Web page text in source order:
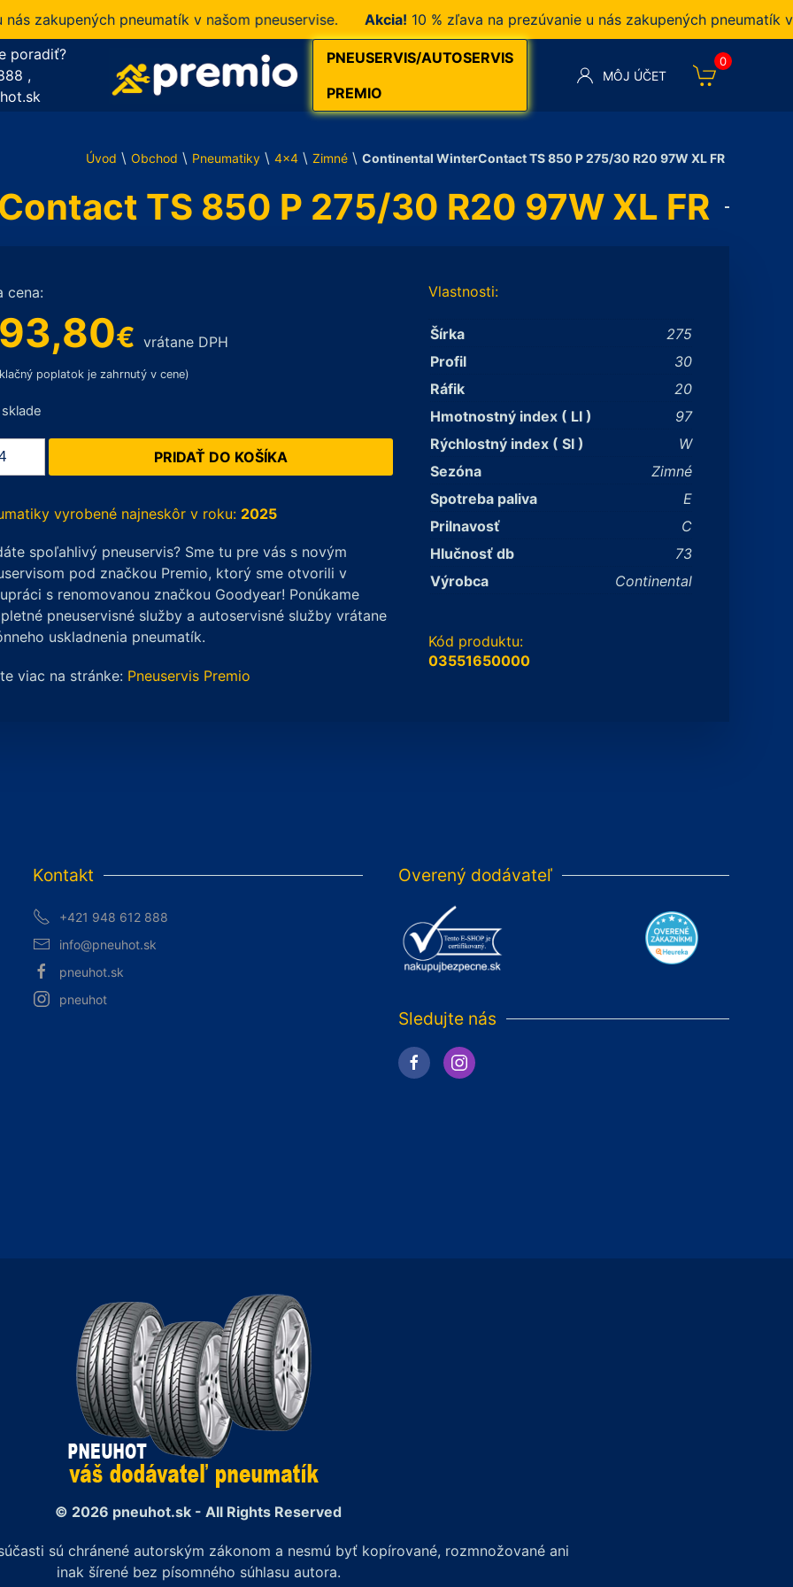
pneumatík v našom pneuservise. Akcia!10 % zľava na prezúvanie u nás zakupených pneumatík v
poradiť?
,
PNEUSERVIS/AUTOSERVIS
PREMIO
MÔJ ÚČET
0
Úvod \ Obchod \ Pneumatiky \ 4x4 \ Zimné \ Continental WinterContact TS 850 P 275/30 R20 97W XL FR
TS 850 P 275/30 R20 97W XL FR
cena:
€ vrátane DPH
poplatok je zahrnutý v cene)
PRIDAŤ DO KOŠÍKA
vyrobené najneskôr v roku: 2025
spoľahlivý pneuservis? Sme tu pre vás s novým
pod značkou Premio, ktorý sme otvorili v
s renomovanou značkou Goodyear! Ponúkame
pneuservisné služby a autoservisné služby vrátane
uskladnenia pneumatík.
viac na stránke: Pneuservis Premio
Vlastnosti:
Šírka
275
Profil
30
Ráfik
20
Hmotnostný index ( LI )
97
Rýchlostný index ( SI )
W
Sezóna
Zimné
Spotreba paliva
E
Prilnavosť
C
Hlučnosť db
73
Výrobca
Continental
Kód produktu:
03551650000
Kontakt
+421 948 612 888
info@pneuhot.sk
pneuhot.sk
pneuhot
Overený dodávateľ
Sledujte nás
© 2026 pneuhot.sk - All Rights Reserved
sú chránené autorským zákonom a nesmú byť kopírované, rozmnožované ani
inak šírené bez písomného súhlasu autora.